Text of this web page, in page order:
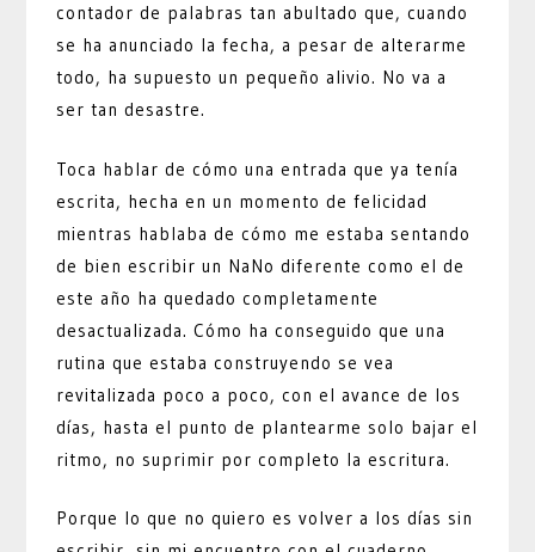
contador de palabras tan abultado que, cuando
se ha anunciado la fecha, a pesar de alterarme
todo, ha supuesto un pequeño alivio. No va a
ser tan desastre.
Toca hablar de cómo una entrada que ya tenía
escrita, hecha en un momento de felicidad
mientras hablaba de cómo me estaba sentando
de bien escribir un NaNo diferente como el de
este año ha quedado completamente
desactualizada. Cómo ha conseguido que una
rutina que estaba construyendo se vea
revitalizada poco a poco, con el avance de los
días, hasta el punto de plantearme solo bajar el
ritmo, no suprimir por completo la escritura.
Porque lo que no quiero es volver a los días sin